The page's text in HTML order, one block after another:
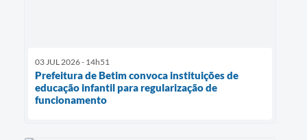
03 JUL 2026 - 14h51
Prefeitura de Betim convoca instituições de
educação infantil para regularização de
funcionamento